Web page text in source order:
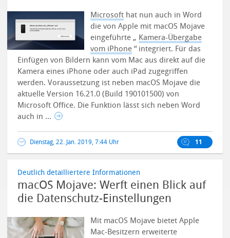
Microsoft hat nun auch in Word
die von Apple mit macOS Mojave
eingeführte „ Kamera-Übergabe
vom iPhone “ integriert. Für das
Einfügen von Bildern kann vom Mac aus direkt auf die
Kamera eines iPhone oder auch iPad zugegriffen
werden. Voraussetzung ist neben macOS Mojave die
aktuelle Version 16.21.0 (Build 190101500) von
Microsoft Office. Die Funktion lässt sich neben Word
auch in ...
Dienstag, 22. Jan. 2019, 7:44 Uhr 11
Deutlich detailliertere Informationen
macOS Mojave: Werft einen Blick auf
die Datenschutz-Einstellungen
Mit macOS Mojave bietet Apple
Mac-Besitzern erweiterte